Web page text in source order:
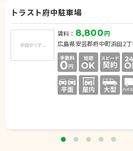
トラスト府中駐車場
賃料： 8,800円
広島県安芸郡府中町浜田2